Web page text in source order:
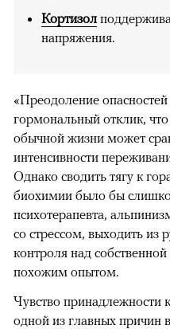
Кортизол
напряжения.
«Преодоление
гормональный отклик,
обычной жизни может
интенсивности
Однако сводить тягу к
биохимии было бы
психотерапевта,
со стрессом, выходить
контроля над
похожим опытом.
Чувство принадлежности
одной из главных причин